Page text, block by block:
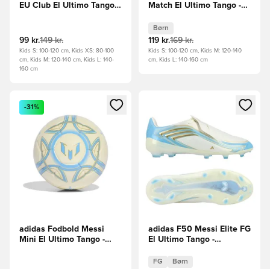
EU Club El Ultimo Tango -
99 kr.149 kr.
Kids S: 100-120 cm, Kids XS: 80-100
cm, Kids M: 120-140 cm, Kids L: 140-
160 cm
Match El Ultimo Tango -
Børn
119 kr.169 kr.
Kids S: 100-120 cm, Kids M: 120-140
cm, Kids L: 140-160 cm
Åbner en Modal til at logge ind eller tilmelde dig som
-31%
adidas Fodbold Messi
Mini El Ultimo Tango -
Åbner en Modal til at logge
adidas F50 Messi Elite FG
El Ultimo Tango -
FG Børn